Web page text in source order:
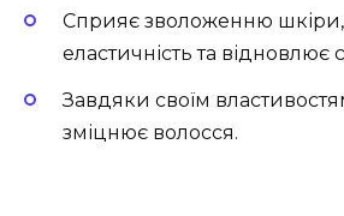
Сприяє зволоженню шкіри,
еластичність та відновлює
Завдяки своїм
зміцнює волосся.